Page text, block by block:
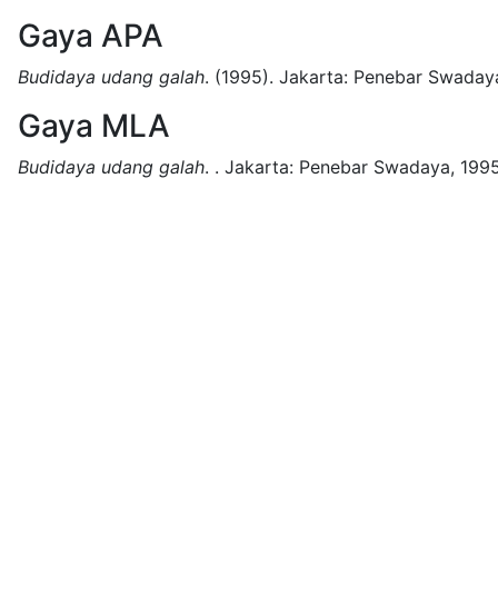
Gaya APA
Budidaya udang galah. (1995). Jakarta: Penebar
Gaya MLA
Budidaya udang galah. . Jakarta: Penebar Swadaya,